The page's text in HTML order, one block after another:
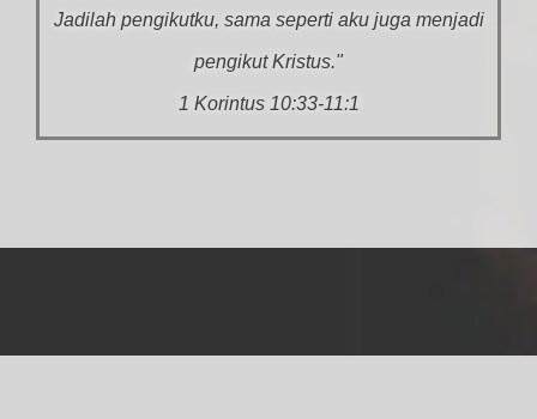
Jadilah pengikutku, sama seperti aku juga menjadi
pengikut Kristus."
1 Korintus 10:33-11:1